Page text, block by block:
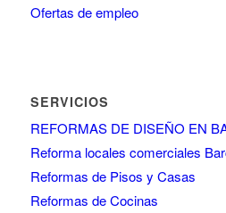
Ofertas de empleo
SERVICIOS
REFORMAS DE DISEÑO EN
Reforma locales comerciales
Reformas de Pisos y Casas
Reformas de Cocinas